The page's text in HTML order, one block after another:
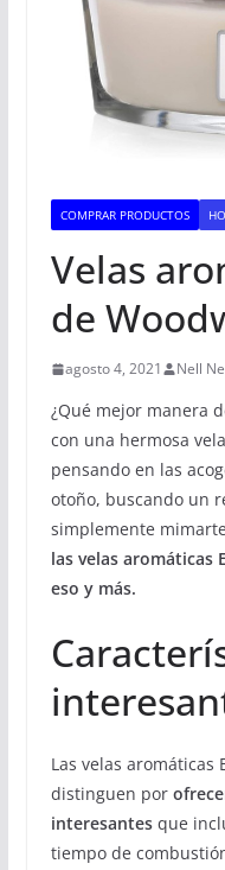
COMPRAR PRODUCTOS
Velas
de
agosto 4, 2021 Nell
¿Qué mejor manera
con una hermosa
pensando en las
otoño, buscando un
simplemente
las velas aromáticas
eso y más.
Las velas aromáticas
distinguen por
interesantesque
tiempo de